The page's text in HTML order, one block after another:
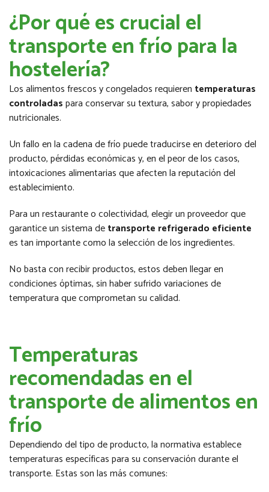
¿Por qué es crucial el
transporte en frío para la
hostelería?
Los alimentos frescos y congelados requieren temperaturas
controladaspara conservar su textura, sabor y propiedades
nutricionales.
Un fallo en la cadena de frío puede traducirse en deterioro del
producto, pérdidas económicas y, en el peor de los casos,
intoxicaciones alimentarias que afecten la reputación del
establecimiento.
Para un restaurante o colectividad, elegir un proveedor que
garantice un sistema detransporte refrigerado eficiente
es tan importante como la selección de los ingredientes.
No basta con recibir productos, estos deben llegar en
condiciones óptimas, sin haber sufrido variaciones de
temperatura que comprometan su calidad.
Temperaturas
recomendadas en el
transporte de alimentos en
frío
Dependiendo del tipo de producto, la normativa establece
temperaturas específicas para su conservación durante el
transporte. Estas son las más comunes: